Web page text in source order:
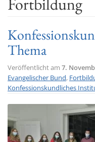
Thema
Veröffentlicht am 7.
Evangelischer Bund,
Konfessionskundliches